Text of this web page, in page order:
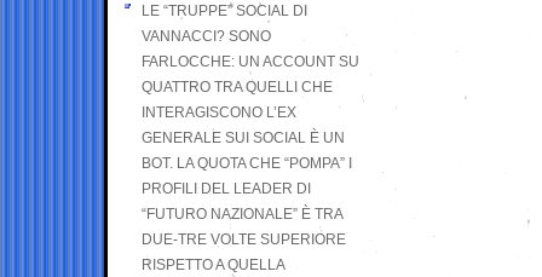
LE “TRUPPE” SOCIAL DI
VANNACCI? SONO
FARLOCCHE: UN ACCOUNT SU
QUATTRO TRA QUELLI CHE
INTERAGISCONO L’EX
GENERALE SUI SOCIAL È UN
BOT. LA QUOTA CHE “POMPA” I
PROFILI DEL LEADER DI
“FUTURO NAZIONALE” È TRA
DUE-TRE VOLTE SUPERIORE
RISPETTO A QUELLA